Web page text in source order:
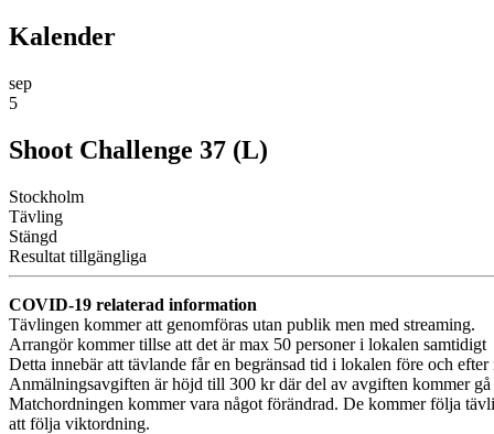
Kalender
sep
5
Shoot Challenge 37 (L)
Stockholm
Tävling
Stängd
Resultat tillgängliga
COVID-19 relaterad information
Tävlingen kommer att genomföras utan publik men med streaming.
Arrangör kommer tillse att det är max 50 personer i lokalen samtidigt
Detta innebär att tävlande får en begränsad tid i lokalen före och efter
Anmälningsavgiften är höjd till 300 kr där del av avgiften kommer
Matchordningen kommer vara något förändrad. De kommer följa
att följa viktordning.